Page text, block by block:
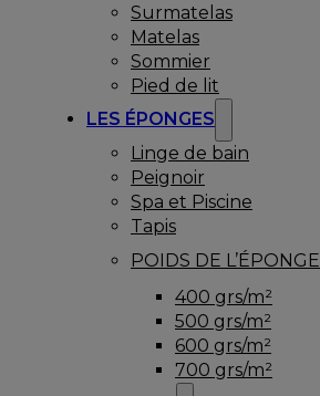
Surmatelas
Matelas
Sommier
Pied de lit
LES ÉPONGES
Linge de bain
Peignoir
Spa et Piscine
Tapis
POIDS DE L’ÉPONGE
400 grs/m²
500 grs/m²
600 grs/m²
700 grs/m²